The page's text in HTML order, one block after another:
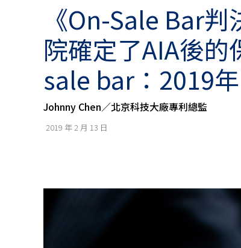
申
請
│
商
標
申
請
侵
財
《On-Sale Bar
院確定了AIA後
sale bar：2019
Johnny Chen／北京科技大廠專利總監
2019 年 2 月 13 日